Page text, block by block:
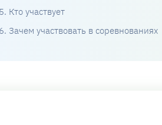
5. Кто участвует
6. Зачем участвовать в соревнованиях